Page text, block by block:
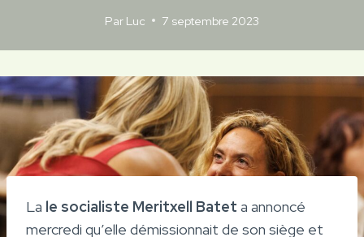
Par Luc 7 septembre 2023
La le socialiste Meritxell Batet a annoncé
mercredi qu’elle démissionnait de son siège et